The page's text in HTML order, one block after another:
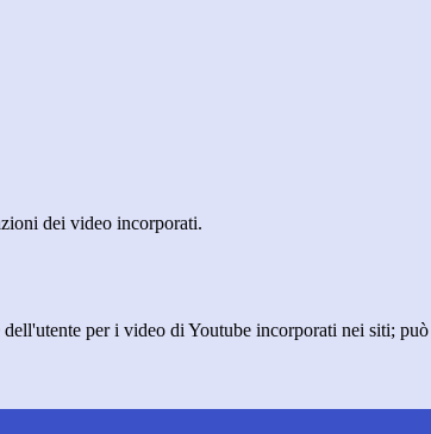
dei video incorporati.
per i video di Youtube incorporati nei siti;